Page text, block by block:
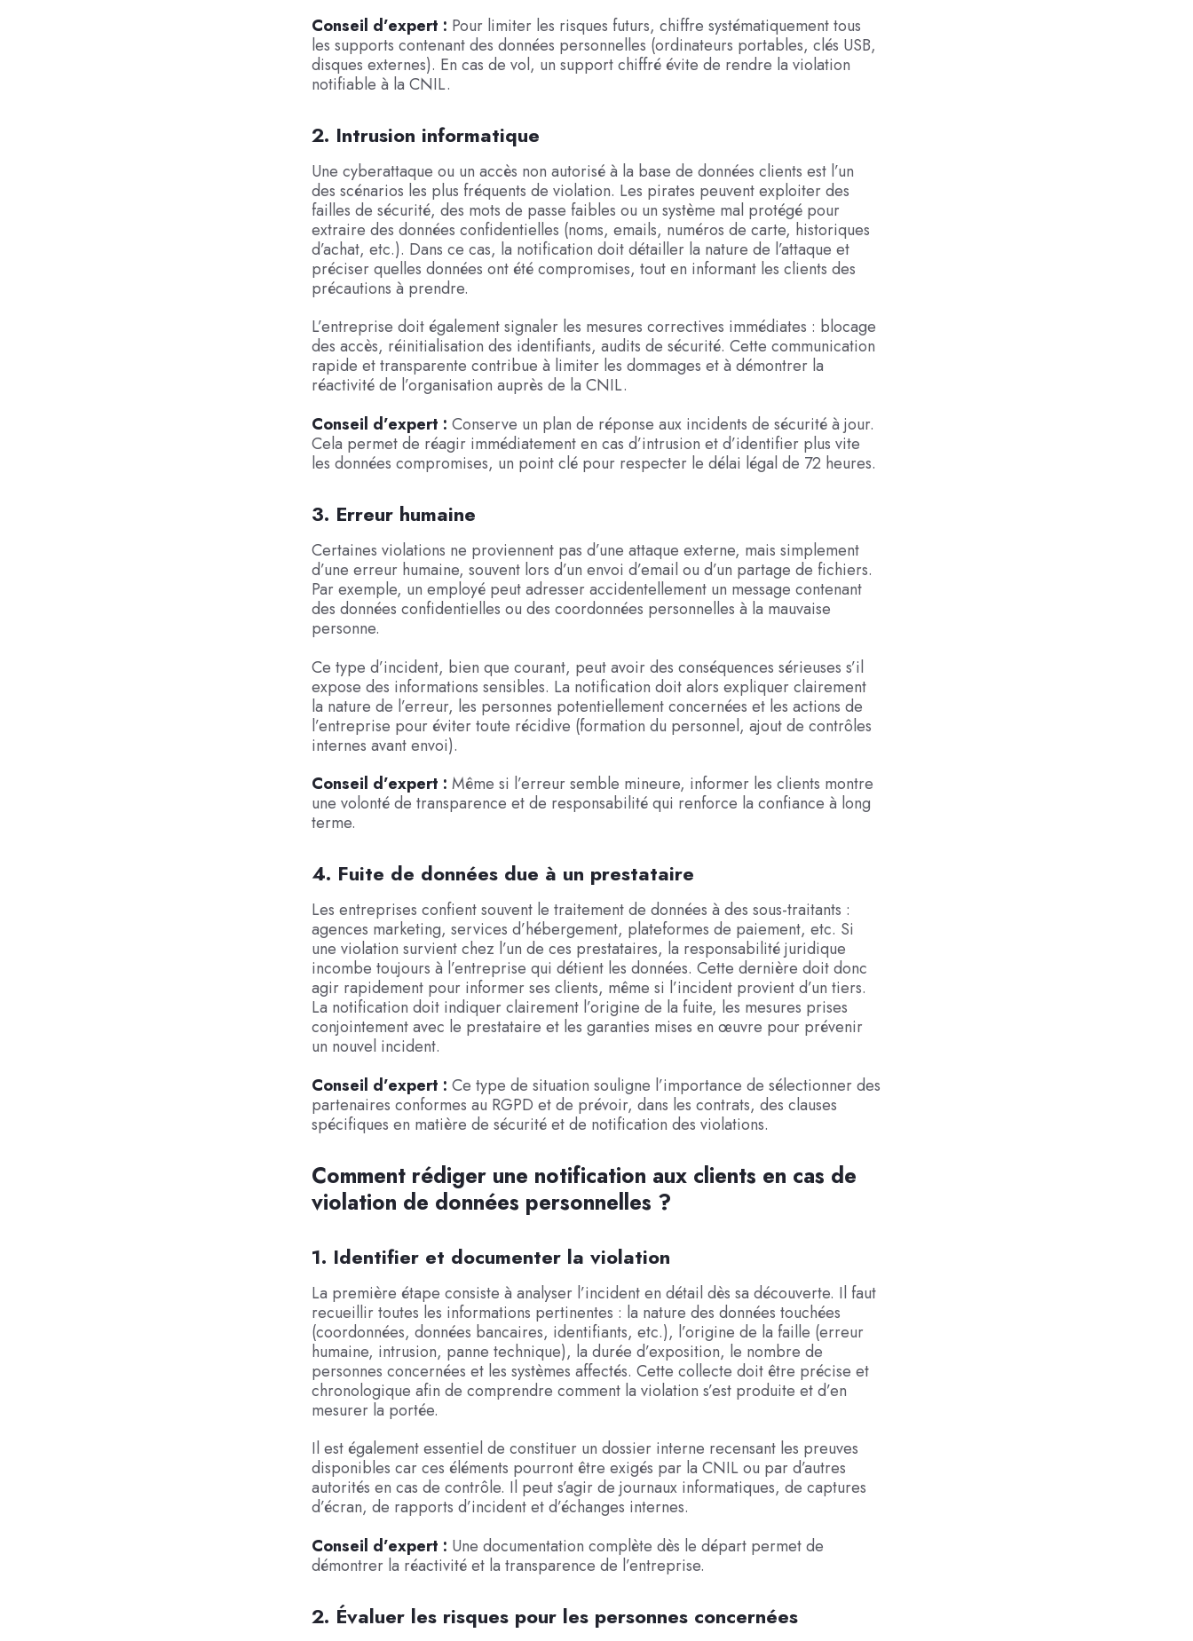
Conseil d’expert : Pour limiter les risques futurs, chiffre systématiquement tous
les supports contenant des données personnelles (ordinateurs portables, clés USB,
disques externes). En cas de vol, un support chiffré évite de rendre la violation
notifiable à la CNIL.
2. Intrusion informatique
Une cyberattaque ou un accès non autorisé à la base de données clients est l’un
des scénarios les plus fréquents de violation. Les pirates peuvent exploiter des
failles de sécurité, des mots de passe faibles ou un système mal protégé pour
extraire des données confidentielles (noms, emails, numéros de carte, historiques
d’achat, etc.). Dans ce cas, la notification doit détailler la nature de l’attaque et
préciser quelles données ont été compromises, tout en informant les clients des
précautions à prendre.
L’entreprise doit également signaler les mesures correctives immédiates : blocage
des accès, réinitialisation des identifiants, audits de sécurité. Cette communication
rapide et transparente contribue à limiter les dommages et à démontrer la
réactivité de l’organisation auprès de la CNIL.
Conseil d’expert : Conserve un plan de réponse aux incidents de sécurité à jour.
Cela permet de réagir immédiatement en cas d’intrusion et d’identifier plus vite
les données compromises, un point clé pour respecter le délai légal de 72 heures.
3. Erreur humaine
Certaines violations ne proviennent pas d’une attaque externe, mais simplement
d’une erreur humaine, souvent lors d’un envoi d’email ou d’un partage de fichiers.
Par exemple, un employé peut adresser accidentellement un message contenant
des données confidentielles ou des coordonnées personnelles à la mauvaise
personne.
Ce type d’incident, bien que courant, peut avoir des conséquences sérieuses s’il
expose des informations sensibles. La notification doit alors expliquer clairement
la nature de l’erreur, les personnes potentiellement concernées et les actions de
l’entreprise pour éviter toute récidive (formation du personnel, ajout de contrôles
internes avant envoi).
Conseil d’expert : Même si l’erreur semble mineure, informer les clients montre
une volonté de transparence et de responsabilité qui renforce la confiance à long
terme.
4. Fuite de données due à un prestataire
Les entreprises confient souvent le traitement de données à des sous-traitants :
agences marketing, services d’hébergement, plateformes de paiement, etc. Si
une violation survient chez l’un de ces prestataires, la responsabilité juridique
incombe toujours à l’entreprise qui détient les données. Cette dernière doit donc
agir rapidement pour informer ses clients, même si l’incident provient d’un tiers.
La notification doit indiquer clairement l’origine de la fuite, les mesures prises
conjointement avec le prestataire et les garanties mises en œuvre pour prévenir
un nouvel incident.
Conseil d’expert : Ce type de situation souligne l’importance de sélectionner des
partenaires conformes au RGPD et de prévoir, dans les contrats, des clauses
spécifiques en matière de sécurité et de notification des violations.
Comment rédiger une notification aux clients en cas de
violation de données personnelles ?
1. Identifier et documenter la violation
La première étape consiste à analyser l’incident en détail dès sa découverte. Il faut
recueillir toutes les informations pertinentes : la nature des données touchées
(coordonnées, données bancaires, identifiants, etc.), l’origine de la faille (erreur
humaine, intrusion, panne technique), la durée d’exposition, le nombre de
personnes concernées et les systèmes affectés. Cette collecte doit être précise et
chronologique afin de comprendre comment la violation s’est produite et d’en
mesurer la portée.
Il est également essentiel de constituer un dossier interne recensant les preuves
disponibles car ces éléments pourront être exigés par la CNIL ou par d’autres
autorités en cas de contrôle. Il peut s’agir de journaux informatiques, de captures
d’écran, de rapports d’incident et d’échanges internes.
Conseil d’expert : Une documentation complète dès le départ permet de
démontrer la réactivité et la transparence de l’entreprise.
2. Évaluer les risques pour les personnes concernées